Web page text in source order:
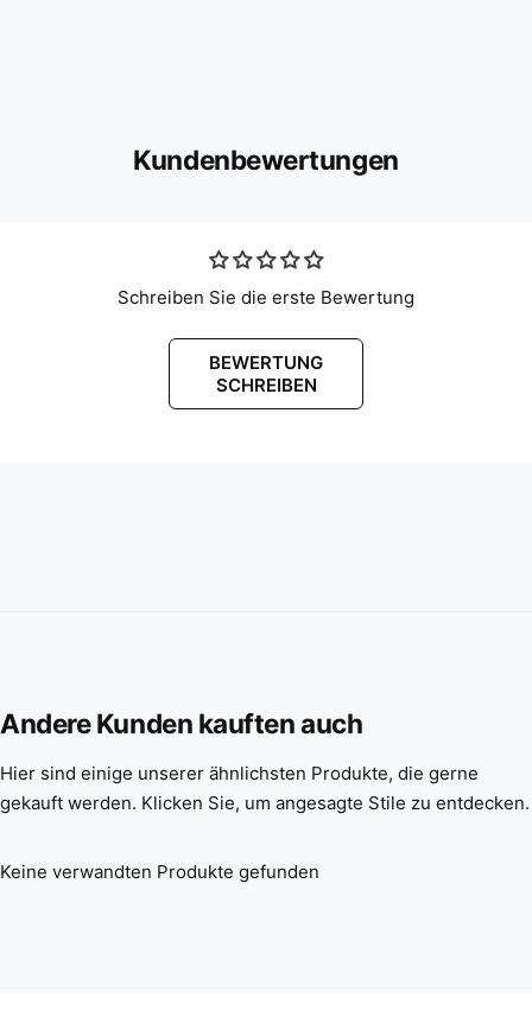
Kundenbewertungen
Schreiben Sie die erste Bewertung
BEWERTUNG
SCHREIBEN
Andere Kunden kauften auch
Hier sind einige unserer ähnlichsten Produkte, die gerne
gekauft werden. Klicken Sie, um angesagte Stile zu entdecken.
Keine verwandten Produkte gefunden